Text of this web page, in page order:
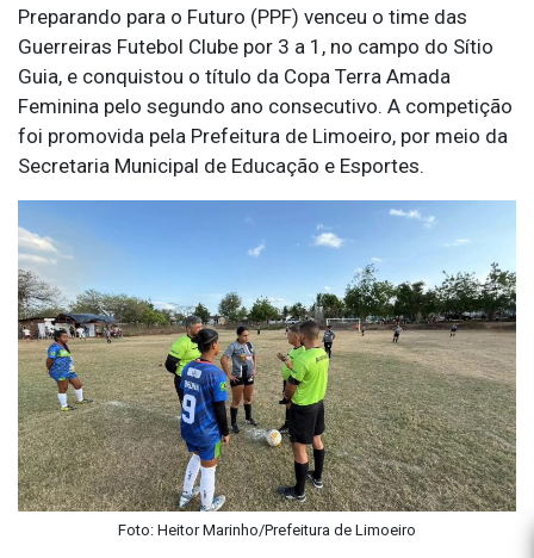
Preparando para o Futuro (PPF) venceu o time das
Guerreiras Futebol Clube por 3 a 1, no campo do Sítio
Guia, e conquistou o título da Copa Terra Amada
Feminina pelo segundo ano consecutivo. A competição
foi promovida pela Prefeitura de Limoeiro, por meio da
Secretaria Municipal de Educação e Esportes.
Foto: Heitor Marinho/Prefeitura de Limoeiro